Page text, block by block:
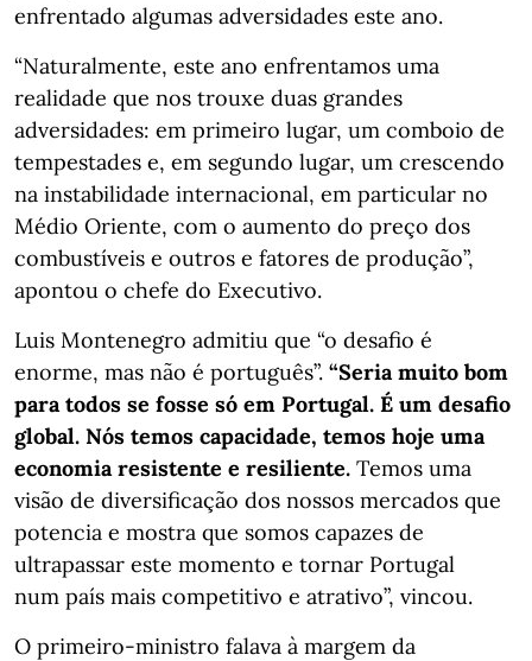
enfrentado algumas adversidades este ano.
“Naturalmente, este ano enfrentamos uma
realidade que nos trouxe duas grandes
adversidades: em primeiro lugar, um comboio de
tempestades e, em segundo lugar, um crescendo
na instabilidade internacional, em particular no
Médio Oriente, com o aumento do preço dos
combustíveis e outros e fatores de produção”,
apontou o chefe do Executivo.
Luis Montenegro admitiu que “o desafio é
enorme, mas não é português”. “Seria muito bom
para todos se fosse só em Portugal. É um desafio
global. Nós temos capacidade, temos hoje uma
economia resistente e resiliente. Temos uma
visão de diversificação dos nossos mercados que
potencia e mostra que somos capazes de
ultrapassar este momento e tornar Portugal
num país mais competitivo e atrativo”, vincou.
O primeiro-ministro falava à margem da